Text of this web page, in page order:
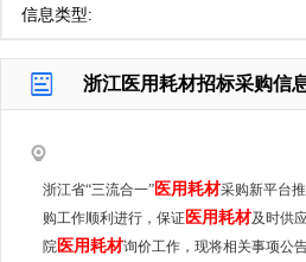
信息类型:
浙江医用耗材招标采购信
浙江省“三流合一”医用耗材采购新平台
购工作顺利进行，保证医用耗材及时供
院医用耗材询价工作，现将相关事项公